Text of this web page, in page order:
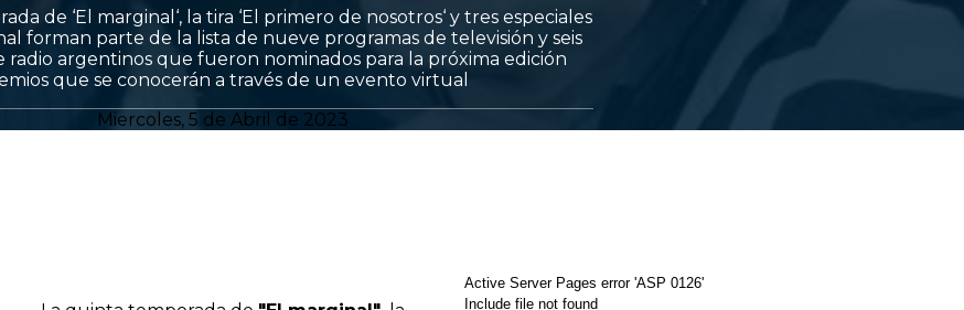
de ‘El marginal‘, la tira ‘El primero de nosotros‘ y tres especiales
forman parte de la lista de nueve programas de televisión y seis
radio argentinos que fueron nominados para la próxima edición
que se conocerán a través de un evento virtual
Miercoles, 5 de Abril de 2023
Active Server Pages error 'ASP 0126'
Include file not found